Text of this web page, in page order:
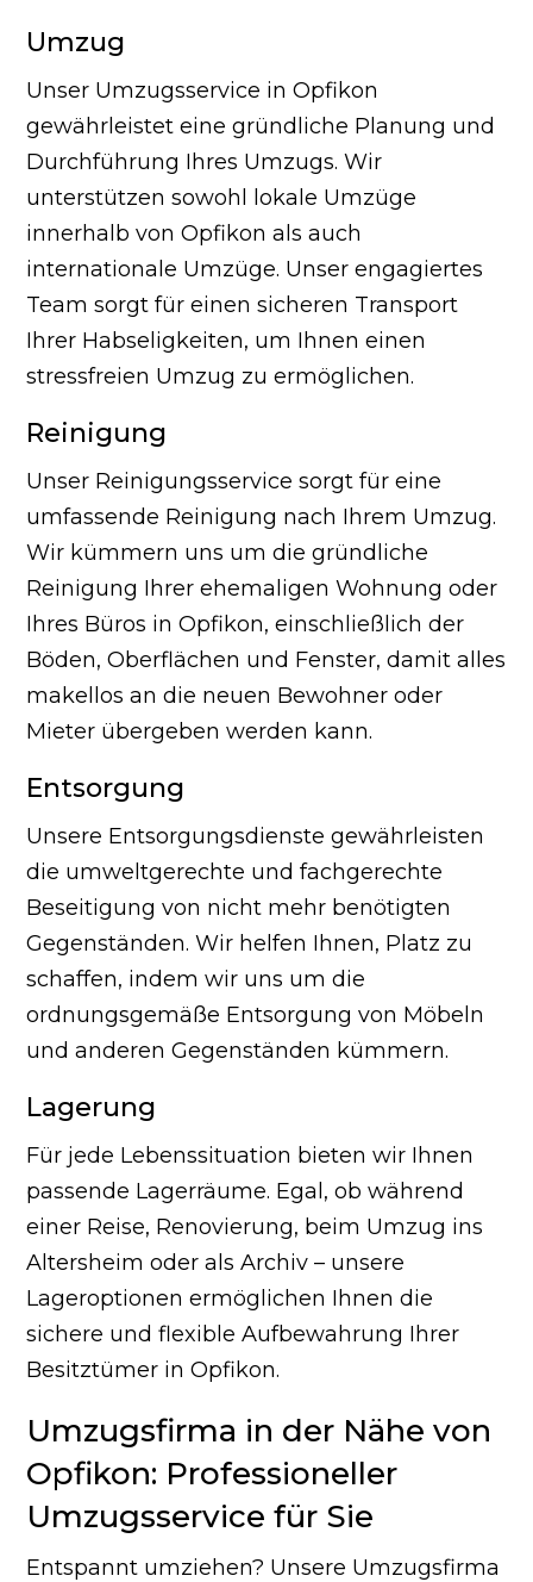
Umzug
Unser Umzugsservice in Opfikon
gewährleistet eine gründliche Planung und
Durchführung Ihres Umzugs. Wir
unterstützen sowohl lokale Umzüge
innerhalb von Opfikon als auch
internationale Umzüge. Unser engagiertes
Team sorgt für einen sicheren Transport
Ihrer Habseligkeiten, um Ihnen einen
stressfreien Umzug zu ermöglichen.
Reinigung
Unser Reinigungsservice sorgt für eine
umfassende Reinigung nach Ihrem Umzug.
Wir kümmern uns um die gründliche
Reinigung Ihrer ehemaligen Wohnung oder
Ihres Büros in Opfikon, einschließlich der
Böden, Oberflächen und Fenster, damit alles
makellos an die neuen Bewohner oder
Mieter übergeben werden kann.
Entsorgung
Unsere Entsorgungsdienste gewährleisten
die umweltgerechte und fachgerechte
Beseitigung von nicht mehr benötigten
Gegenständen. Wir helfen Ihnen, Platz zu
schaffen, indem wir uns um die
ordnungsgemäße Entsorgung von Möbeln
und anderen Gegenständen kümmern.
Lagerung
Für jede Lebenssituation bieten wir Ihnen
passende Lagerräume. Egal, ob während
einer Reise, Renovierung, beim Umzug ins
Altersheim oder als Archiv – unsere
Lageroptionen ermöglichen Ihnen die
sichere und flexible Aufbewahrung Ihrer
Besitztümer in Opfikon.
Umzugsfirma in der Nähe von
Opfikon: Professioneller
Umzugsservice für Sie
Entspannt umziehen? Unsere Umzugsfirma